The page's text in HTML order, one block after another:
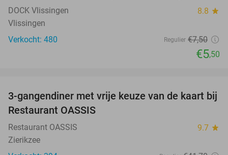
DOCK Vlissingen 8.8 star
Vlissingen
Verkocht: 480
Regulier €7,50
€5,50
43%
3-gangendiner met vrije keuze van de kaart bij
Restaurant OASSIS
Restaurant OASSIS 9.7 star
Zierikzee